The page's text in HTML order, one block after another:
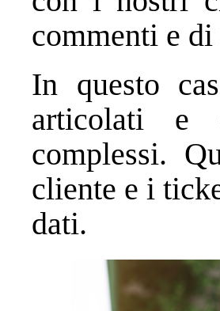
commenti e
In questo
articolati e
complessi.
cliente e i
dati.